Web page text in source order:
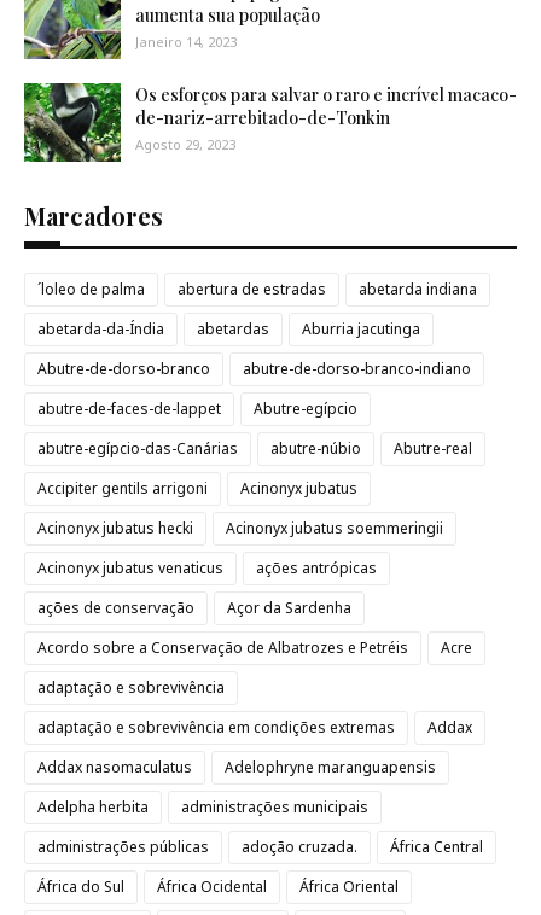
aumenta sua população
Janeiro 14, 2023
Os esforços para salvar o raro e incrível macaco-
de-nariz-arrebitado-de-Tonkin
Agosto 29, 2023
Marcadores
´loleo de palma abertura de estradas
abetarda indiana
abetarda-da-Índia
abetardas
Aburria jacutinga
Abutre-de-dorso-branco
abutre-de-dorso-branco-indiano
abutre-de-faces-de-lappet
Abutre-egípcio
abutre-egípcio-das-Canárias
abutre-núbio
Abutre-real
Accipiter gentils arrigoni
Acinonyx jubatus
Acinonyx jubatus hecki
Acinonyx jubatus soemmeringii
Acinonyx jubatus venaticus
ações antrópicas
ações de conservação
Açor da Sardenha
Acordo sobre a Conservação de Albatrozes e Petréis
Acre
adaptação e sobrevivência
adaptação e sobrevivência em condições extremas
Addax
Addax nasomaculatus
Adelophryne maranguapensis
Adelpha herbita
administrações municipais
administrações públicas
adoção cruzada.
África Central
África do Sul
África Ocidental
África Oriental